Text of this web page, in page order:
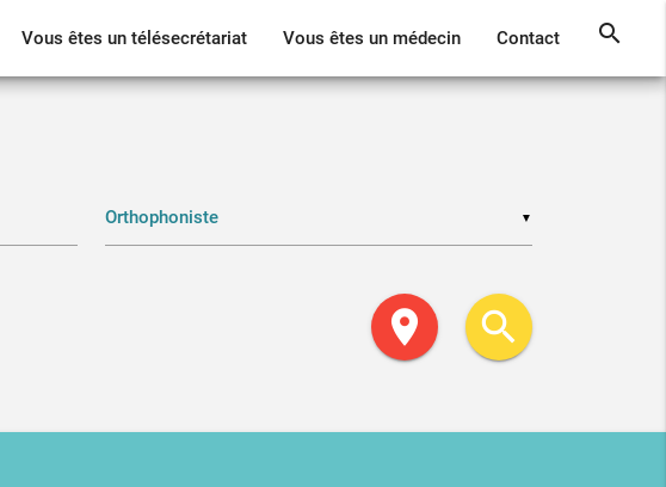
Vous êtes un télésecrétariat Vous êtes un médecin Contact search
▼
location_on search